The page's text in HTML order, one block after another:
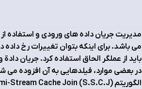
مدیریت جریان داده های ورودی و استفاده از
می باشد. برای اینکه بتوان تغییرات رخ داده
باید از عملگر الحاق استفاده کرد. جریان
در بعضی موارد، فیلدهایی به آن افزوده می